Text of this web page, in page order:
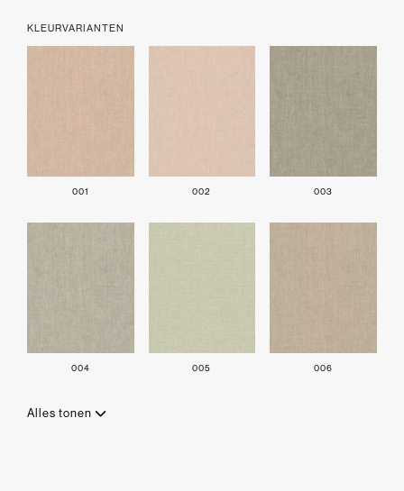
KLEURVARIANTEN
001 002 003
004 005 006
Alles tonen